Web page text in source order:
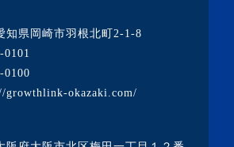
事)
事)
事)
事)
県岡崎市羽根北町2-1-8
0101
0100
growthlink-okazaki.com/